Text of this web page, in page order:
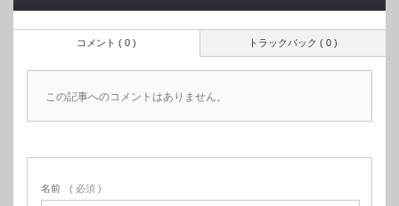
トラックバック ( 0 )
コメント ( 0 )
この記事へのコメントはありません。
名前 ( 必須 )